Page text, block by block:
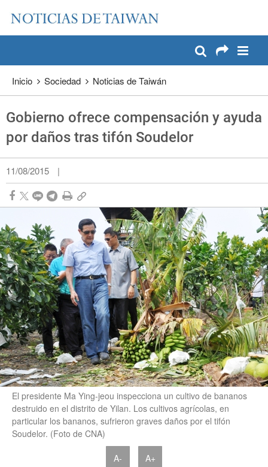
Pase a contenido principal
Inicio Sociedad Noticias de Taiwán
Gobierno ofrece compensación y ayuda
por daños tras tifón Soudelor
11/08/2015 |
El presidente Ma Ying-jeou inspecciona un cultivo de bananos
destruido en el distrito de Yilan. Los cultivos agrícolas, en
particular los bananos, sufrieron graves daños por el tifón
Soudelor. (Foto de CNA)
A- A+